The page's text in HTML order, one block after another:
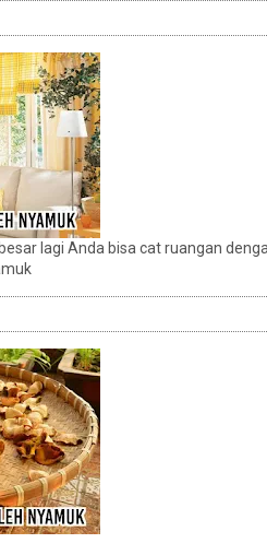
lagi Anda bisa cat ruangan